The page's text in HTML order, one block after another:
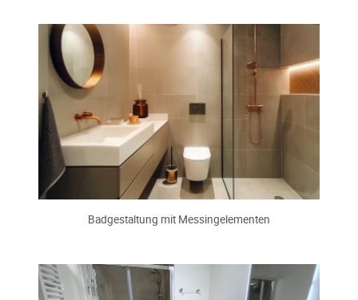
Badgestaltung mit Messingelementen